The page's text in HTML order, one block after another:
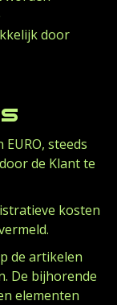
door
steeds
de Klant te
kosten
de artikelen
De bijhorende
elementen